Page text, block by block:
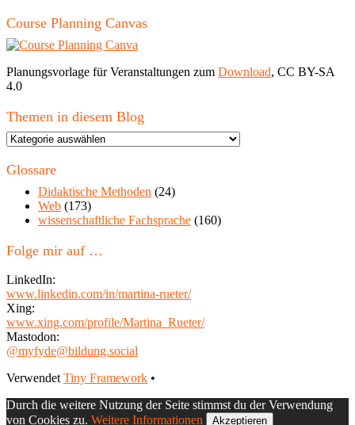
Course Planning Canvas
Planungsvorlage für Veranstaltungen zum Download, CC BY-SA
4.0
Themen in diesem Blog
Themen
diesem
Glossare
Didaktische Methoden (24)
Web (173)
wissenschaftliche Fachsprache (160)
Folge mir auf …
LinkedIn:
www.linkedin.com/in/martina-rueter/
Xing:
www.xing.com/profile/Martina_Rueter/
Mastodon:
@myfyde@bildung.social
Footer
Inhalt
Verwendet Tiny Framework •
Durch die weitere Nutzung der Seite stimmst du der Verwendung
von Cookies zu. Weitere Informationen Akzeptieren